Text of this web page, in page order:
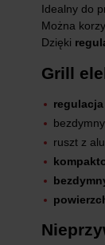
Idealny do
Można
Dzięki
Grill
regulacja
ruszt z